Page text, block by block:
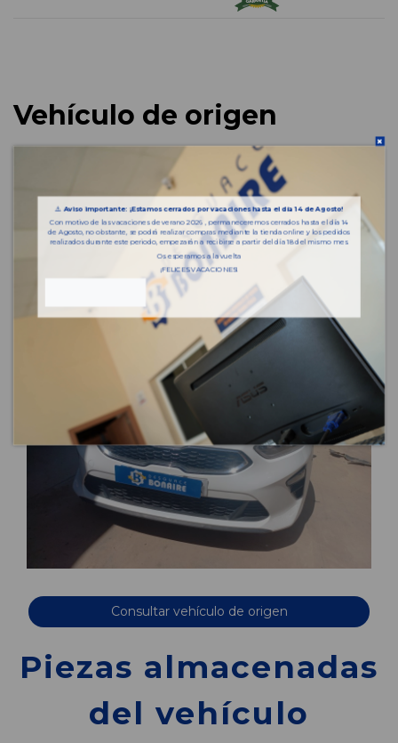
Vehículo de origen
Consultar vehículo de origen
Piezas almacenadas
del vehículo
⚠️Aviso importante: ¡Estamos cerrados por vacaciones hasta el día 14 de Agosto!
Con motivo de las vacaciones de verano 2026 , permaneceremos cerrados hasta el día 14
de Agosto, no obstante, se podrá realizar compras mediante la tienda online y los pedidos
realizados durante este periodo, empezarán a recibirse a partir del día 18 del mismo mes.
Os esperamos a la vuelta
¡FELICES VACACIONES!